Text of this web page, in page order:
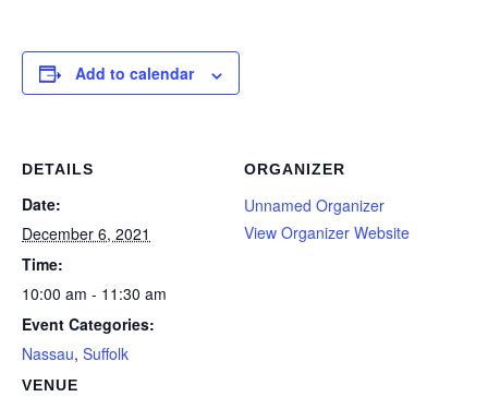
Add to calendar
DETAILS
Date:
December 6, 2021
Time:
10:00 am - 11:30 am
Event Categories:
Nassau, Suffolk
VENUE
ORGANIZER
Unnamed Organizer
View Organizer Website